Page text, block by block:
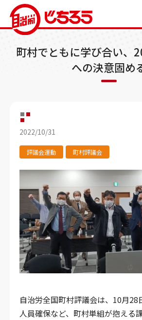
町村でともに学び合い、
への決意固め
2022/10/31
評議会運動 町村評議会
自治労全国町村評議会は、10月28
人員確保など、町村単組が抱える